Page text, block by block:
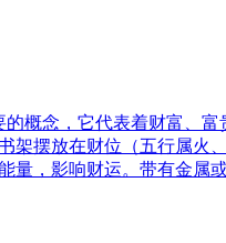
概念，它代表着财富、
摆放在财位（五行属火
，影响财运。带有金属